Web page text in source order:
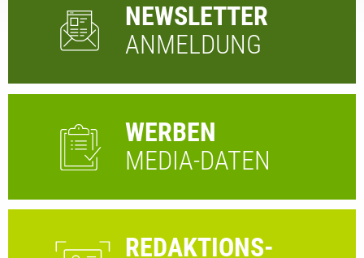
NEWSLETTER
ANMELDUNG
WERBEN
MEDIA-DATEN
REDAKTIONS-